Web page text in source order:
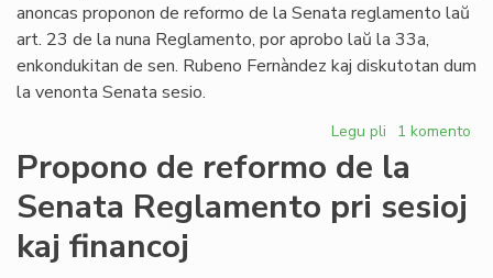
anoncas proponon de reformo de la Senata reglamento laŭ
art. 23 de la nuna Reglamento, por aprobo laŭ la 33a,
enkondukitan de sen. Rubeno Fernàndez kaj diskutotan dum
la venonta Senata sesio.
Legu pli pri
Propono
de
reformo
de
1 komento
Propono de reformo de la
Senata Reglamento pri sesioj
kaj financoj